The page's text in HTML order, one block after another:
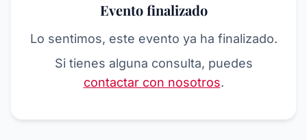
Evento finalizado
Lo sentimos, este evento ya ha finalizado.
Si tienes alguna consulta, puedes
contactar con nosotros.